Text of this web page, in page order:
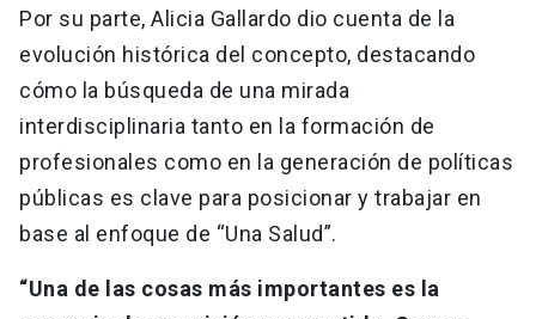
Por su parte, Alicia Gallardo dio cuenta de la
evolución histórica del concepto, destacando
cómo la búsqueda de una mirada
interdisciplinaria tanto en la formación de
profesionales como en la generación de políticas
públicas es clave para posicionar y trabajar en
base al enfoque de “Una Salud”.
“Una de las cosas más importantes es la